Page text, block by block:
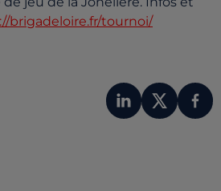
brigadeloire.fr/tournoi/